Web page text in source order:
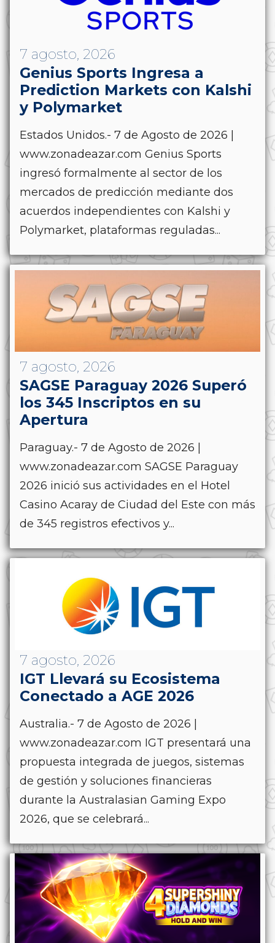
7 agosto, 2026
Genius Sports Ingresa a
Prediction Markets con Kalshi
y Polymarket
Estados Unidos.- 7 de Agosto de 2026 |
www.zonadeazar.com Genius Sports
ingresó formalmente al sector de los
mercados de predicción mediante dos
acuerdos independientes con Kalshi y
Polymarket, plataformas reguladas...
7 agosto, 2026
SAGSE Paraguay 2026 Superó
los 345 Inscriptos en su
Apertura
Paraguay.- 7 de Agosto de 2026 |
www.zonadeazar.com SAGSE Paraguay
2026 inició sus actividades en el Hotel
Casino Acaray de Ciudad del Este con más
de 345 registros efectivos y...
7 agosto, 2026
IGT Llevará su Ecosistema
Conectado a AGE 2026
Australia.- 7 de Agosto de 2026 |
www.zonadeazar.com IGT presentará una
propuesta integrada de juegos, sistemas
de gestión y soluciones financieras
durante la Australasian Gaming Expo
2026, que se celebrará...